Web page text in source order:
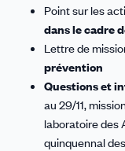
Point sur les
dans le cadre
Lettre de
prévention
Questions et
au 29/11,
laboratoire des
quinquennal